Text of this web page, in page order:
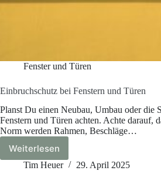
Fenster und Türen
Einbruchschutz bei Fenstern und Türen
Planst Du einen Neubau, Umbau oder
Fenstern und Türen achten. Achte darauf,
Norm werden Rahmen, Beschläge…
WeiterlesenEinbruchschutz
bei
Tim Heuer 29. April 2025